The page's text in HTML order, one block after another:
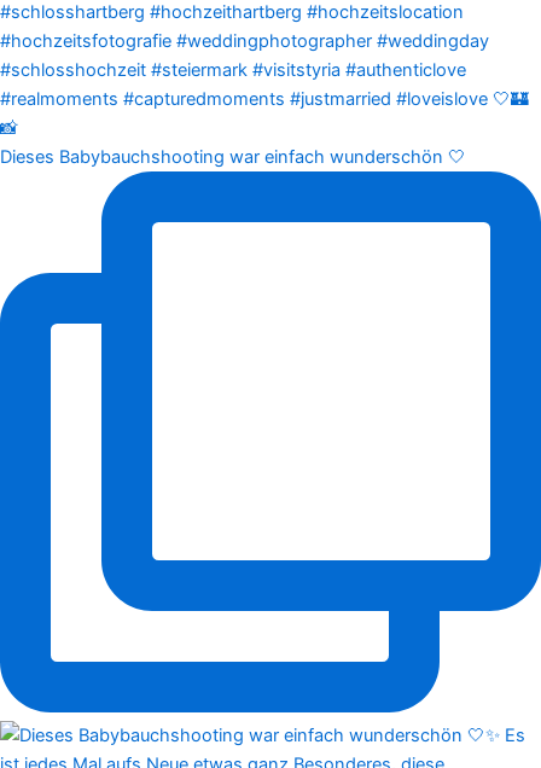
Dieses Babybauchshooting war einfach wunderschön 🤍